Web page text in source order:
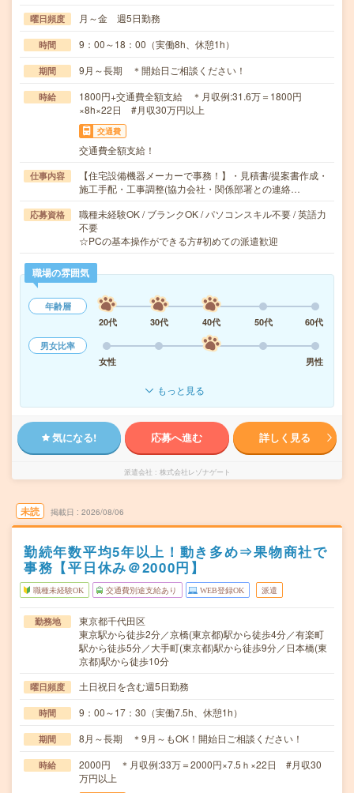
曜日頻度 月～金 週5日勤務
時間 9：00～18：00（実働8h、休憩1h）
期間 9月～長期 ＊開始日ご相談ください！
時給
1800円+交通費全額支給 ＊月収例:31.6万＝1800円
×8h×22日 #月収30万円以上
交通費
交通費全額支給！
仕事内容
【住宅設備機器メーカーで事務！】・見積書/提案書作成・
施工手配・工事調整(協力会社・関係部署との連絡…
応募資格
職種未経験OK / ブランクOK / パソコンスキル不要 / 英語力
不要
☆PCの基本操作ができる方#初めての派遣歓迎
職場の雰囲気
年齢層
20代
30代 40代 50代
60代
男女比率
女性
男性
もっと見る
気になる! 応募へ進む 詳しく見る
派遣会社 株式会社レゾナゲート
未読 掲載日 2026/08/06
勤続年数平均5年以上！動き多め⇒果物商社で
事務【平日休み＠2000円】
職種未経験OK 交通費別途支給あり WEB登録OK 派遣
勤務地
東京都千代田区
東京駅から徒歩2分／京橋(東京都)駅から徒歩4分／有楽町
駅から徒歩5分／大手町(東京都)駅から徒歩9分／日本橋(東
京都)駅から徒歩10分
曜日頻度 土日祝日を含む週5日勤務
時間 9：00～17：30（実働7.5h、休憩1h）
期間 8月～長期 ＊9月～もOK！開始日ご相談ください！
時給
2000円 ＊月収例:33万＝2000円×7.5ｈ×22日 #月収30
万円以上